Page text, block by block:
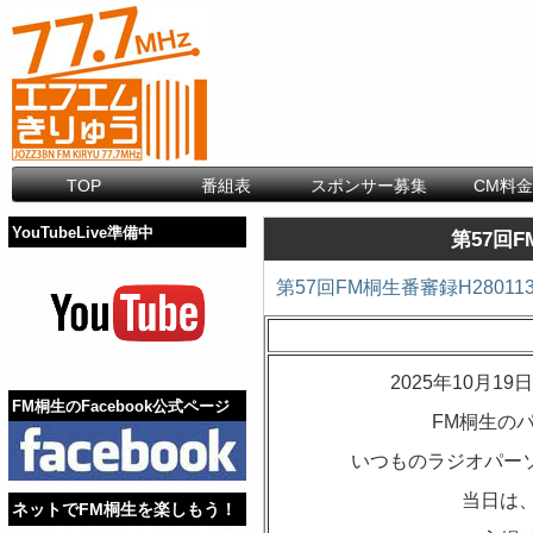
TOP 番組表 スポンサー募集 CM料
YouTubeLive準備中
FM桐生のFacebook公式ページ
ネットでFM桐生を楽しもう！
第57回
第57回FM桐生番審録
2025年10月19
FM桐生の
いつものラジオパー
当日は